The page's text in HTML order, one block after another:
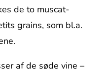
de to muscat-
grains, som bl.a.
af de søde vine –